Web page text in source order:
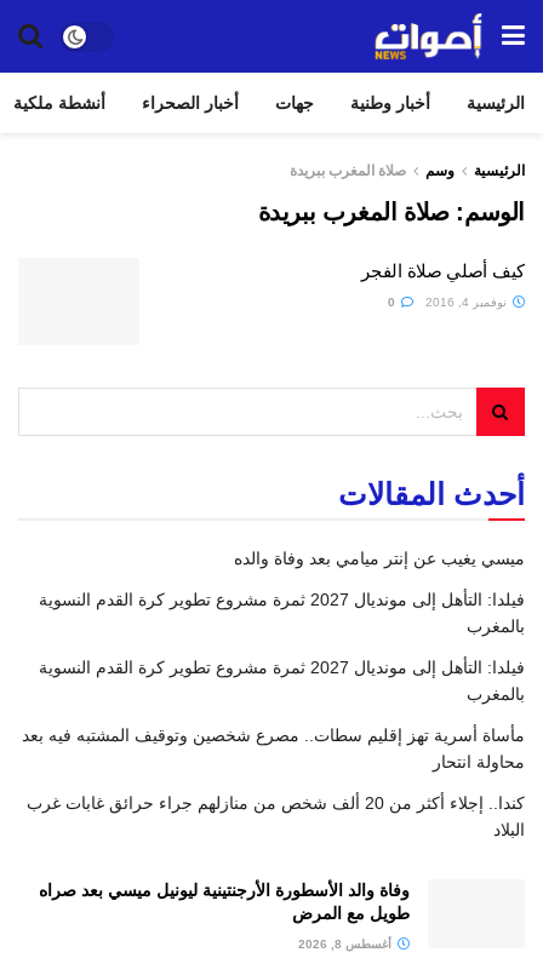
الرئيسية أخبار وطنية جهات أخبار الصحراء أنشطة ملكية
الرئيسية وسم صلاة المغرب ببريدة
الوسم:صلاة المغرب ببريدة
كيف أصلي صلاة الفجر
نوفمبر 4, 2016
أحدث المقالات
ميسي يغيب عن إنتر ميامي بعد وفاة والده
فيلدا: التأهل إلى مونديال 2027 ثمرة مشروع تطوير كرة القدم النسوية
بالمغرب
فيلدا: التأهل إلى مونديال 2027 ثمرة مشروع تطوير كرة القدم النسوية
بالمغرب
مأساة أسرية تهز إقليم سطات.. مصرع شخصين وتوقيف المشتبه فيه بعد
محاولة انتحار
كندا.. إجلاء أكثر من 20 ألف شخص من منازلهم جراء حرائق غابات غرب
البلاد
وفاة والد الأسطورة الأرجنتينية ليونيل ميسي بعد صراه
طويل مع المرض
أغسطس 8, 2026